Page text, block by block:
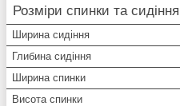
Розміри спинки та сидіння
Ширина сидіння
Глибина сидіння
Ширина спинки
Висота спинки